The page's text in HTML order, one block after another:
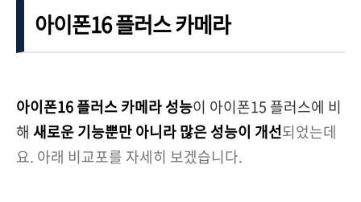
아이폰16 플러스 카메라
아이폰16 플러스 카메라 성능이 아이폰15 플러스에 비
해 새로운 기능뿐만 아니라 많은 성능이 개선되었는데
요. 아래 비교포를 자세히 보겠습니다.